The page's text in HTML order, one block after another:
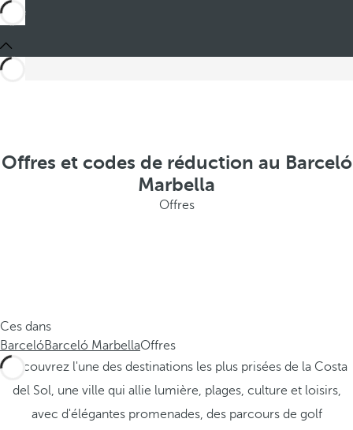
Offres et codes de réduction au Barceló
Marbella
Offres
Ces dans
BarcelóBarceló MarbellaOffres
Découvrez l'une des destinations les plus prisées de la Costa
del Sol, une ville qui allie lumière, plages, culture et loisirs,
avec d'élégantes promenades, des parcours de golf